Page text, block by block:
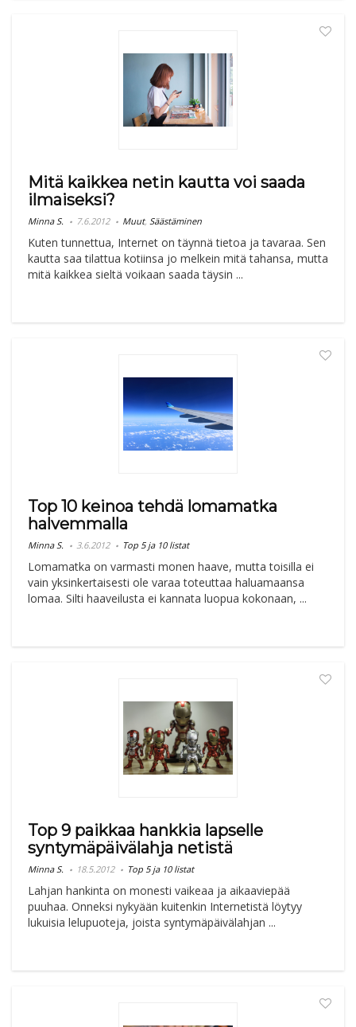
Mitä kaikkea netin kautta voi saada
ilmaiseksi?
Minna S. 7.6.2012 Muut, Säästäminen
Kuten tunnettua, Internet on täynnä tietoa ja tavaraa. Sen
kautta saa tilattua kotiinsa jo melkein mitä tahansa, mutta
mitä kaikkea sieltä voikaan saada täysin ...
Top 10 keinoa tehdä lomamatka
halvemmalla
Minna S. 3.6.2012 Top 5 ja 10 listat
Lomamatka on varmasti monen haave, mutta toisilla ei
vain yksinkertaisesti ole varaa toteuttaa haluamaansa
lomaa. Silti haaveilusta ei kannata luopua kokonaan, ...
Top 9 paikkaa hankkia lapselle
syntymäpäivälahja netistä
Minna S. 18.5.2012 Top 5 ja 10 listat
Lahjan hankinta on monesti vaikeaa ja aikaaviepää
puuhaa. Onneksi nykyään kuitenkin Internetistä löytyy
lukuisia lelupuoteja, joista syntymäpäivälahjan ...